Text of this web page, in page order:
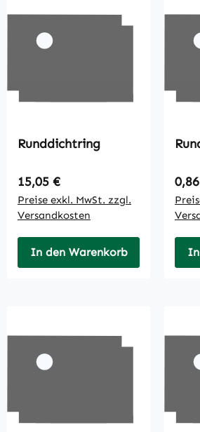
Runddichtring
Regulärer Preis:
15,05 €
Preise exkl. MwSt. zzgl.
Versandkosten
In den Warenkorb